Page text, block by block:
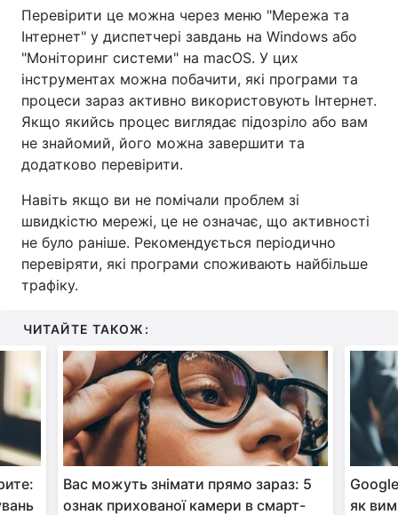
Перевірити це можна через меню "Мережа та
Інтернет" у диспетчері завдань на Windows або
"Моніторинг системи" на macOS. У цих
інструментах можна побачити, які програми та
процеси зараз активно використовують Інтернет.
Якщо якийсь процес виглядає підозріло або вам
не знайомий, його можна завершити та
додатково перевірити.
Навіть якщо ви не помічали проблем зі
швидкістю мережі, це не означає, що активності
не було раніше. Рекомендується періодично
перевіряти, які програми споживають найбільше
трафіку.
ЧИТАЙТЕ ТАКОЖ:
Вас можуть знімати прямо зараз: 5
ознак прихованої камери в смарт-
як